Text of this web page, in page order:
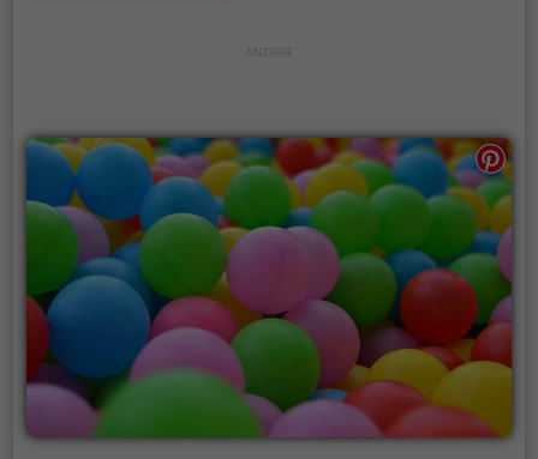
Geburtstagskind, noch den Gästen so schnell
langweilig.